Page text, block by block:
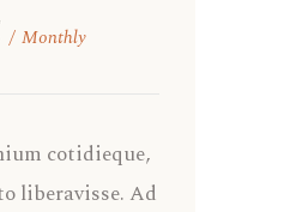
Monthly
cotidieque,
liberavisse. Ad